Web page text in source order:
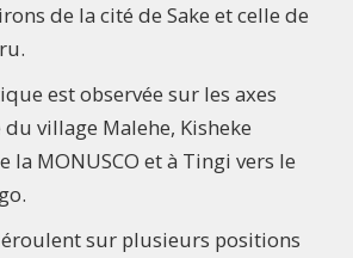
de la cité de Sake et celle de
est observée sur les axes
du village Malehe, Kisheke
la MONUSCO et à Tingi vers le
sur plusieurs positions